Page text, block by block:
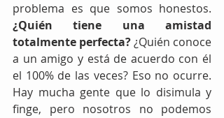
¿Quién tiene una amistad
totalmente perfecta? ¿Quién conoce
a un amigo y está de acuerdo con él
el 100% de las veces? Eso no ocurre.
Hay mucha gente que lo disimula y
finge, pero nosotros no podemos